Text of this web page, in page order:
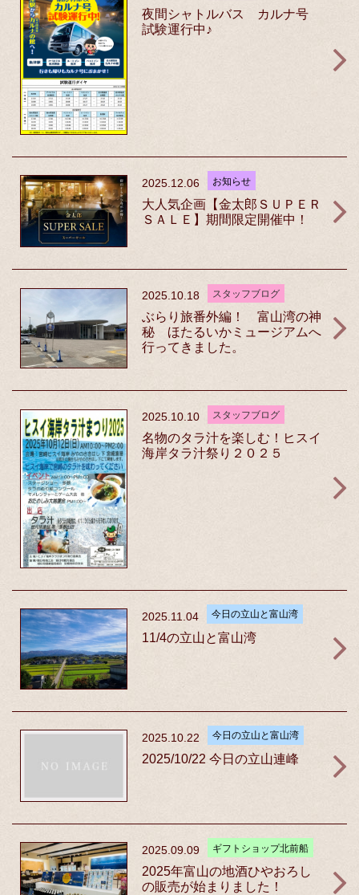
夜間シャトルバス カルナ号
試験運行中♪
2025.12.06 お知らせ
大人気企画【金太郎ＳＵＰＥＲ
ＳＡＬＥ】期間限定開催中！
2025.10.18 スタッフブログ
ぶらり旅番外編！ 富山湾の神
秘 ほたるいかミュージアムへ
行ってきました。
2025.10.10 スタッフブログ
名物のタラ汁を楽しむ！ヒスイ
海岸タラ汁祭り２０２５
2025.11.04 今日の立山と富山湾
11/4の立山と富山湾
2025.10.22 今日の立山と富山湾
2025/10/22 今日の立山連峰
2025.09.09 ギフトショップ北前船
2025年富山の地酒ひやおろし
の販売が始まりました！